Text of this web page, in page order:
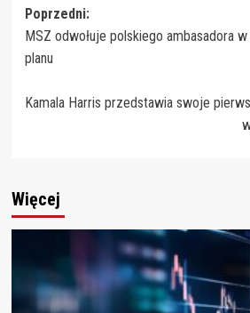
Zobacz
wpisy
Poprzedni:
MSZ odwołuje polskiego ambasadora
planu
Kamala Harris przedstawia swoje
Więcej